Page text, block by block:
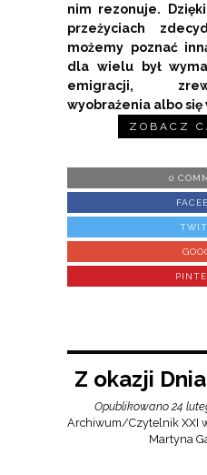
nim rezonuje.
przeżyciach
możemy poznać
dla wielu był
emigracji,
wyobrażenia albo
ZOBACZ
0
Z okazji
Opublikowano 24
Archiwum/Czytelnik XXI
Martyna